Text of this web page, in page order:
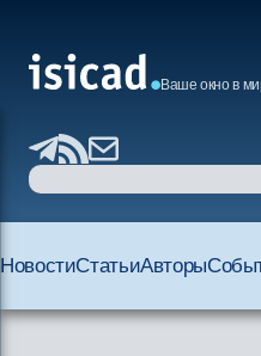
Ваше окно в
НовостиСтатьиАвторы